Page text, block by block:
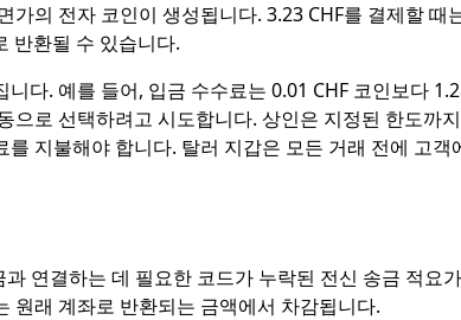
가의 전자 코인이 생성됩니다. 3.23 CHF를 결제할 때
반환될 수 있습니다.
다. 예를 들어, 입금 수수료는 0.01 CHF 코인보다
로 선택하려고 시도합니다. 상인은 지정된 한도까
지불해야 합니다. 탈러 지갑은 모든 거래 전에 고객
연결하는 데 필요한 코드가 누락된 전신 송금 적요
원래 계좌로 반환되는 금액에서 차감됩니다.